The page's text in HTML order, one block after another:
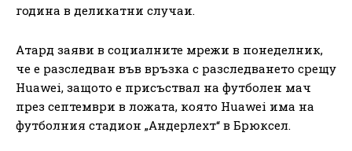
година в деликатни случаи.
Атард заяви в социалните мрежи в понеделник,
че е разследван във връзка с разследването срещу
Huawei, защото е присъствал на футболен мач
през септември в ложата, която Huawei има на
футболния стадион „Андерлехт“ в Брюксел.